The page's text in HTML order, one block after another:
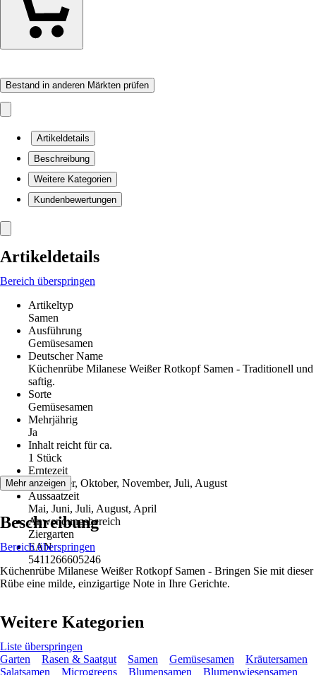
Bestand in anderen Märkten prüfen
Artikeldetails
Beschreibung
Weitere Kategorien
Kundenbewertungen
Artikeldetails
Bereich überspringen
Artikeltyp
Samen
Ausführung
Gemüsesamen
Deutscher Name
Küchenrübe Milanese Weißer Rotkopf Samen - Traditionell und
saftig.
Sorte
Gemüsesamen
Mehrjährig
Ja
Inhalt reicht für ca.
1 Stück
Erntezeit
September, Oktober, November, Juli, August
Aussaatzeit
Mai, Juni, Juli, August, April
Anwendungsbereich
Ziergarten
EAN
5411266605246
Mehr anzeigen
Beschreibung
Bereich überspringen
Küchenrübe Milanese Weißer Rotkopf Samen - Bringen Sie mit dieser
Rübe eine milde, einzigartige Note in Ihre Gerichte.
Weitere Kategorien
Liste überspringen
Garten
Rasen & Saatgut Samen Gemüsesamen
Kräutersamen
Salatsamen
Microgreens Blumensamen Blumenwiesensamen